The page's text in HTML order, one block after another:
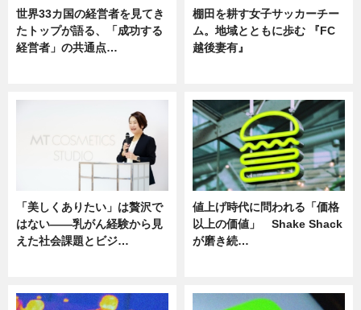
世界33カ国の経営者を見てき
たトップが語る、「成功する
経営者」の共通点…
棚田を耕す女子サッカーチー
ム。地域とともに歩む 『FC
越後妻有』
「美しくありたい」は贅沢で
はない――乳がん経験から見
えた社会課題とビジ…
値上げ時代に問われる「価格
以上の価値」 Shake Shack
が磨き続…